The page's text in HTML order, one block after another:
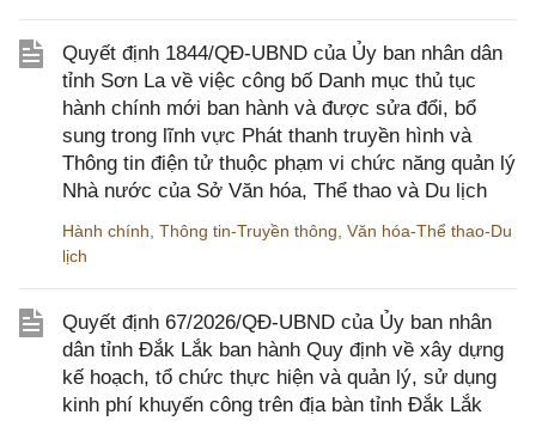
Quyết định 1844/QĐ-UBND của Ủy ban nhân dân
tỉnh Sơn La về việc công bố Danh mục thủ tục
hành chính mới ban hành và được sửa đổi, bổ
sung trong lĩnh vực Phát thanh truyền hình và
Thông tin điện tử thuộc phạm vi chức năng quản lý
Nhà nước của Sở Văn hóa, Thể thao và Du lịch
Hành chính Thông tin-Truyền thông Văn hóa-Thể thao-Du
lịch
Quyết định 67/2026/QĐ-UBND của Ủy ban nhân
dân tỉnh Đắk Lắk ban hành Quy định về xây dựng
kế hoạch, tổ chức thực hiện và quản lý, sử dụng
kinh phí khuyến công trên địa bàn tỉnh Đắk Lắk